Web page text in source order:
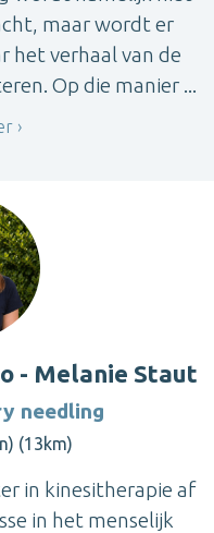
maar wordt er
het verhaal van de
Op die manier ...
- Melanie Staut
needling
(13km)
in kinesitherapie af
in het menselijk